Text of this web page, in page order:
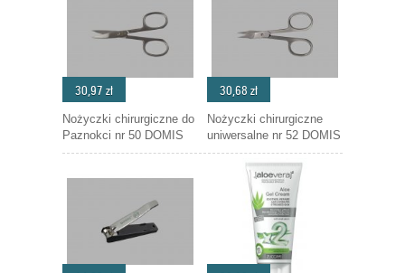
30,97 zł
Nożyczki chirurgiczne do
Paznokci nr 50 DOMIS
30,68 zł
Nożyczki chirurgiczne
uniwersalne nr 52 DOMIS